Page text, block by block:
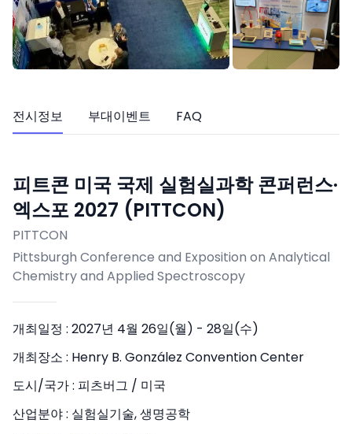
전시정보 부대이벤트 FAQ
피트콘 미국 국제 실험실과학 콘퍼런스·
엑스포 2027 (PITTCON)
PITTCON
Pittsburgh Conference and Exposition on Analytical
Chemistry and Applied Spectroscopy
개최일정 : 2027년 4월 26일(월) - 28일(수)
개최장소 : Henry B. González Convention Center
도시/국가 : 피츠버그 / 미국
산업분야 : 실험실기술, 생명공학